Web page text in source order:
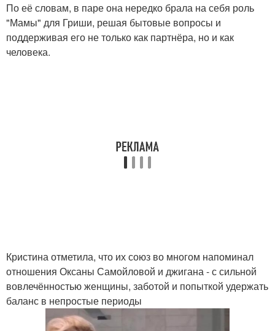
По её словам, в паре она нередко брала на себя роль
"Мамы" для Гриши, решая бытовые вопросы и
поддерживая его не только как партнёра, но и как
человека.
Кристина отметила, что их союз во многом напоминал
отношения Оксаны Самойловой и джигана - с сильной
вовлечённостью женщины, заботой и попыткой удержать
баланс в непростые периоды